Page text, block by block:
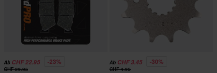
Ab CHF 22.95 -23%
CHF 29.95
Ab CHF 3.45 -30%
CHF 4.95